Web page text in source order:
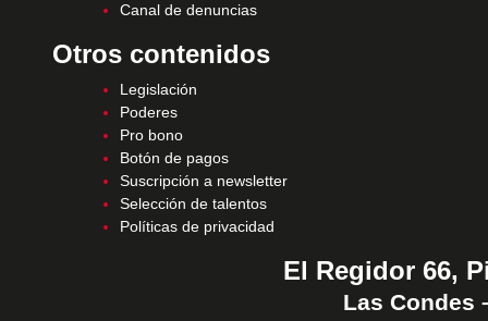
Canal de denuncias
Otros contenidos
Legislación
Poderes
Pro bono
Botón de pagos
Suscripción a newsletter
Selección de talentos
Políticas de privacidad
El Regidor 66,
Las Condes